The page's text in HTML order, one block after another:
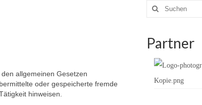
allgemeinen Gesetzen
oder gespeicherte fremde
hinweisen.
Suche
nach:
Partner